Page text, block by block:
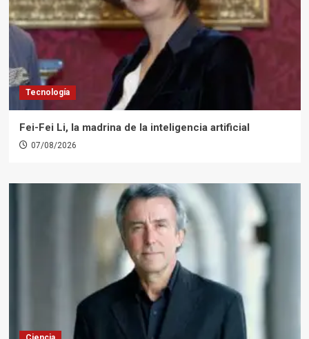
Tecnología
Fei-Fei Li, la madrina de la inteligencia artificial
07/08/2026